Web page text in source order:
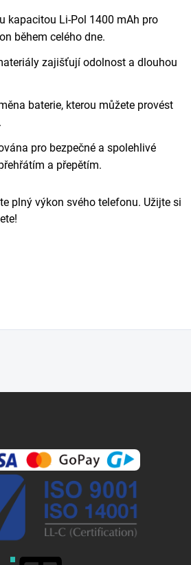
kapacitou Li-Pol 1400 mAh pro
během celého dne.
zajišťují odolnost a dlouhou
baterie, kterou můžete provést
pro bezpečné a spolehlivé
a přepětím.
plný výkon svého telefonu. Užijte si